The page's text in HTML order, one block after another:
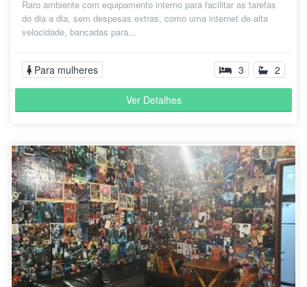
Raro ambiente com equipamento interno para facilitar as tarefas
do dia a dia, sem despesas extras, como uma internet de alta
velocidade, bancadas para...
Para mulheres 3 2
Ver Detalhes